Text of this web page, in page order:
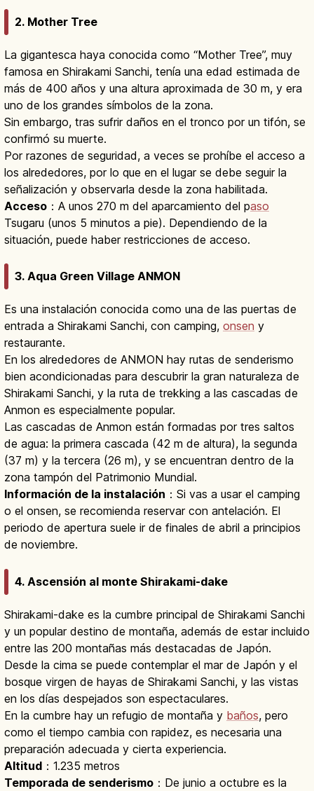
2. Mother Tree
La gigantesca haya conocida como “Mother Tree”, muy
famosa en Shirakami Sanchi, tenía una edad estimada de
más de 400 años y una altura aproximada de 30 m, y era
uno de los grandes símbolos de la zona.
Sin embargo, tras sufrir daños en el tronco por un tifón, se
confirmó su muerte.
Por razones de seguridad, a veces se prohíbe el acceso a
los alrededores, por lo que en el lugar se debe seguir la
señalización y observarla desde la zona habilitada.
Acceso ：A unos 270 m del aparcamiento del paso
Tsugaru (unos 5 minutos a pie). Dependiendo de la
situación, puede haber restricciones de acceso.
3. Aqua Green Village ANMON
Es una instalación conocida como una de las puertas de
entrada a Shirakami Sanchi, con camping, onsen y
restaurante.
En los alrededores de ANMON hay rutas de senderismo
bien acondicionadas para descubrir la gran naturaleza de
Shirakami Sanchi, y la ruta de trekking a las cascadas de
Anmon es especialmente popular.
Las cascadas de Anmon están formadas por tres saltos
de agua: la primera cascada (42 m de altura), la segunda
(37 m) y la tercera (26 m), y se encuentran dentro de la
zona tampón del Patrimonio Mundial.
Información de la instalación ：Si vas a usar el camping
o el onsen, se recomienda reservar con antelación. El
periodo de apertura suele ir de finales de abril a principios
de noviembre.
4. Ascensión al monte Shirakami-dake
Shirakami-dake es la cumbre principal de Shirakami Sanchi
y un popular destino de montaña, además de estar incluido
entre las 200 montañas más destacadas de Japón.
Desde la cima se puede contemplar el mar de Japón y el
bosque virgen de hayas de Shirakami Sanchi, y las vistas
en los días despejados son espectaculares.
En la cumbre hay un refugio de montaña y baños, pero
como el tiempo cambia con rapidez, es necesaria una
preparación adecuada y cierta experiencia.
Altitud ：1.235 metros
Temporada de senderismo ：De junio a octubre es la